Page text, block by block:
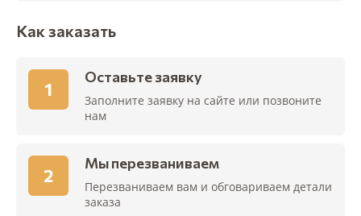
Как заказать
1
Оставьте заявку
Заполните заявку на сайте или позвоните
нам
2
Мы перезваниваем
Перезваниваем вам и обговариваем детали
заказа